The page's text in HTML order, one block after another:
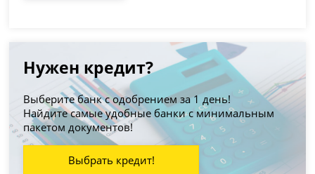
Нужен кредит?
Выберите банк с одобрением за 1 день!
Найдите самые удобные банки с минимальным
пакетом документов!
Выбрать кредит!